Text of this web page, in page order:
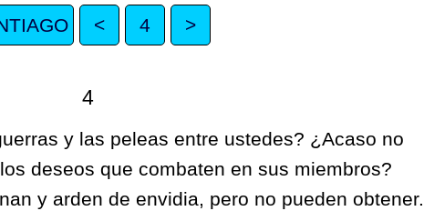
< 4 >
4
y las peleas entre ustedes? ¿Acaso no
deseos que combaten en sus miembros?
y arden de envidia, pero no pueden obtener.